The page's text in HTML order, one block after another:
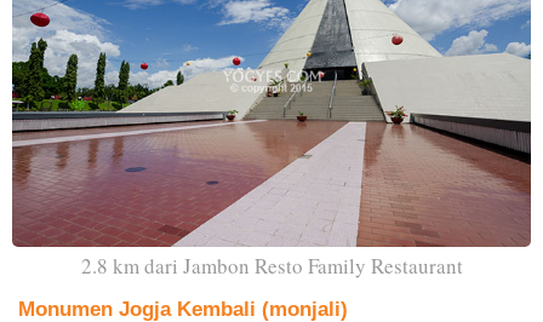
2.8 km dari Jambon Resto Family Restaurant
Monumen Jogja Kembali (monjali)